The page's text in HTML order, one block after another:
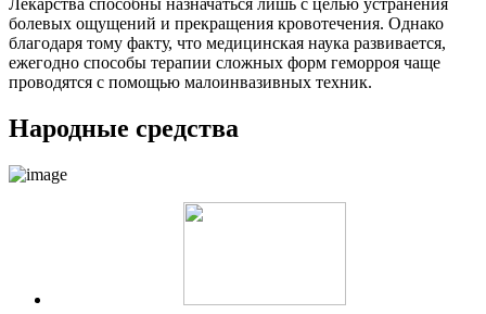
болевых ощущений и прекращения кровотечения. Однако
благодаря тому факту, что медицинская наука развивается,
ежегодно способы терапии сложных форм геморроя чаще
проводятся с помощью малоинвазивных техник.
Народные средства